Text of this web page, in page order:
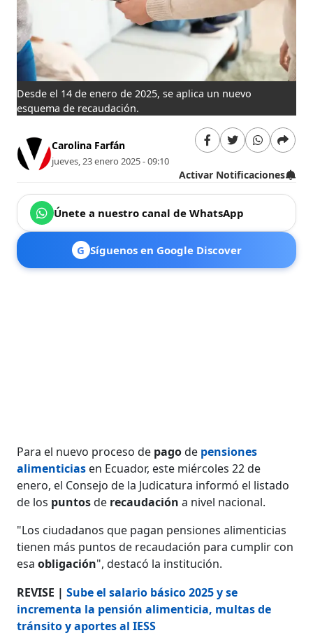
Desde el 14 de enero de 2025, se aplica un nuevo
esquema de recaudación.
Carolina Farfán
jueves, 23 enero 2025 - 09:10
Activar Notificaciones
Únete a nuestro canal de WhatsApp
G Síguenos en Google Discover
Para el nuevo proceso de pagode pensiones
alimenticias en Ecuador, este miércoles 22 de
enero, el Consejo de la Judicatura informó el listado
de los puntosde recaudación a nivel nacional.
"Los ciudadanos que pagan pensiones alimenticias
tienen más puntos de recaudación para cumplir con
esaobligación", destacó la institución.
REVISE |Sube el salario básico 2025 y se
incrementa la pensión alimenticia, multas de
tránsito y aportes al IESS